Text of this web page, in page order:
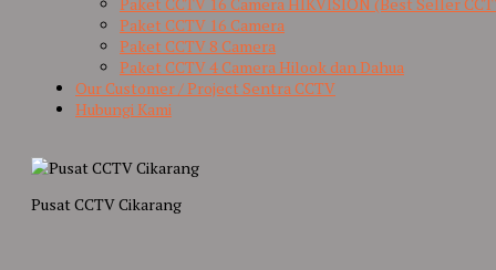
Paket CCTV 16 Camera
Paket CCTV 8 Camera
Paket CCTV 4 Camera Hilook dan Dahua
Our Customer / Project Sentra CCTV
Hubungi Kami
Pusat CCTV Cikarang